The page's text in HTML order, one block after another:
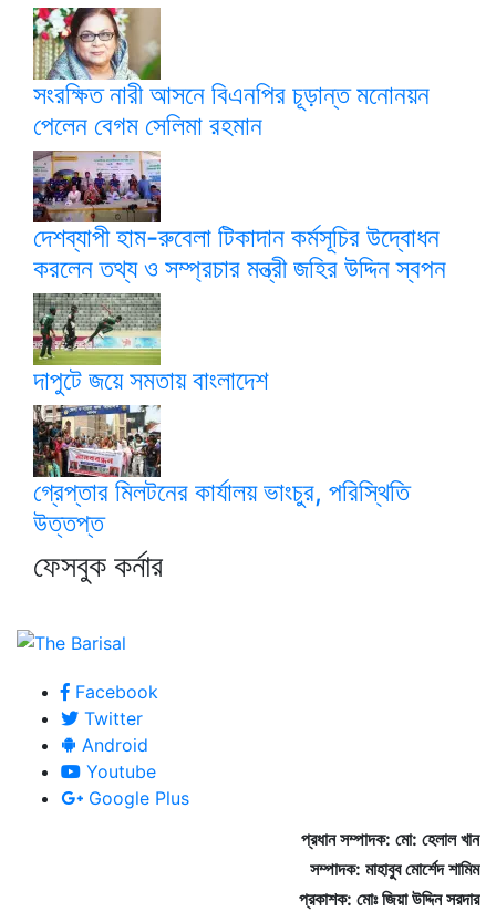
সংরক্ষিত নারী আসনে বিএনপির চূড়ান্ত মনোনয়ন
পেলেন বেগম সেলিমা রহমান
দেশব্যাপী হাম-রুবেলা টিকাদান কর্মসূচির উদ্বোধন
করলেন তথ্য ও সম্প্রচার মন্ত্রী জহির উদ্দিন স্বপন
দাপুটে জয়ে সমতায় বাংলাদেশ
গ্রেপ্তার মিলটনের কার্যালয় ভাংচুর, পরিস্থিতি
উত্তপ্ত
ফেসবুক কর্নার
Facebook
Twitter
Android
Youtube
Google Plus
প্রধান সম্পাদক: মো: হেলাল খান
সম্পাদক: মাহাবুব মোর্শেদ শামিম
প্রকাশক: মোঃ জিয়া উদ্দিন সরদার